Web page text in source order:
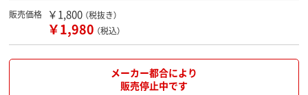
販売価格 ￥1,800 （税抜き）
￥1,980 （税込）
メーカー都合により
販売停止中です